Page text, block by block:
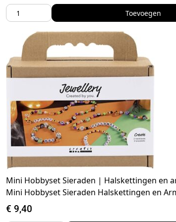
Toevoegen
Mini Hobbyset Sieraden | Halskettingen en
Mini Hobbyset Sieraden Halskettingen en
€ 9,40